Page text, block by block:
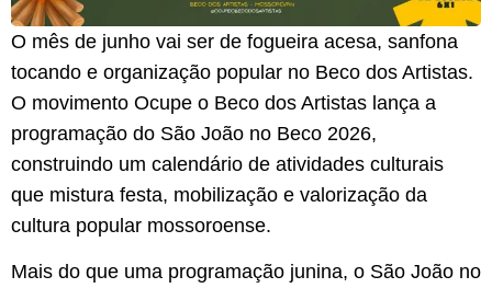
O mês de junho vai ser de fogueira acesa, sanfona
tocando e organização popular no Beco dos Artistas.
O movimento Ocupe o Beco dos Artistas lança a
programação do São João no Beco 2026,
construindo um calendário de atividades culturais
que mistura festa, mobilização e valorização da
cultura popular mossoroense.
Mais do que uma programação junina, o São João no